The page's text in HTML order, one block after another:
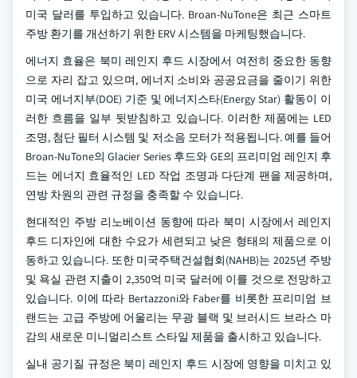
미국 달러를 투입하고 있습니다. Broan-NuTone은 최근 스마트
주방 환기를 개선하기 위한 ERV 시스템을 마케팅했습니다.
에너지 효율은 북미 레인지 후드 시장에서 여전히 중요한 동향
으로 자리 잡고 있으며, 에너지 소비와 공공요금을 줄이기 위한
미국 에너지부(DOE) 기준 및 에너지스타(Energy Star) 활동이 이
러한 흐름을 일부 뒷받침하고 있습니다. 이러한 제품에는 LED
조명, 첨단 필터 시스템 및 저소음 모터가 적용됩니다. 예를 들어
Broan-NuTone의 Glacier Series 후드와 GE의 프리미엄 레인지 후
드는 에너지 효율적인 LED 작업 조명과 다단계 팬을 제공하며,
연방 차원의 관련 규정을 충족할 수 있습니다.
현대적인 주방 리노베이션 동향에 따라 북미 시장에서 레인지
후드 디자인에 대한 수요가 세련되고 낮은 형태의 제품으로 이
동하고 있습니다. 또한 미국주택건설협회(NAHB)는 2025년 주방
및 욕실 관련 지출이 2,350억 미국 달러에 이를 것으로 전망하고
있습니다. 이에 따라 Bertazzoni와 Faber를 비롯한 프리미엄 브
랜드는 고급 주방에 어울리는 무광 블랙 및 브러시드 브라스 마
감의 새로운 미니멀리스트 스타일 제품을 출시하고 있습니다.
실내 공기질 규정은 북미 레인지 후드 시장에 영향을 미치고 있